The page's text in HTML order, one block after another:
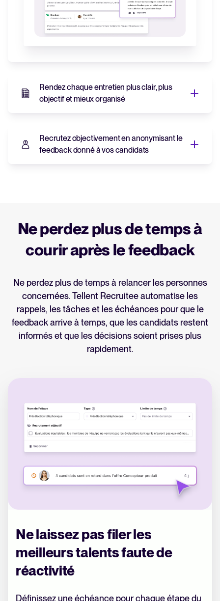
Rendez chaque entretien plus clair, plus
objectif et mieux organisé
plus clair, plus objectif et
mieux organisé
Des entretiens structurés permettent de
juger les compétences et le potentiel, plutôt
que de se fier à l’intuition.
Recrutez objectivement en anonymisant le
feedback donné à vos candidats
Masquez les informations personnelles
comme le nom, le sexe ou la nationalité lors
de la phase d’évaluation.
uniquement sur leurs compétences et leur
expérience, pour des décisions de
recrutement plus objectives et inclusives.
Ne perdez plus de temps à
courir après le feedback
Ne perdez plus de temps à relancer les personnes
concernées. Tellent Recruitee automatise les
rappels, les tâches et les échéances pour que le
feedback arrive à temps, que les candidats restent
informés et que les décisions soient prises plus
rapidement.
Ne laissez pas filer les
meilleurs talents faute de
réactivité
Définissez une échéance pour chaque étape du